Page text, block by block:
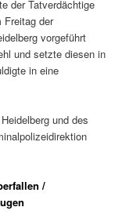
der Tatverdächtige
Freitag der
vorgeführt
und setzte diesen in
in eine
und des
/